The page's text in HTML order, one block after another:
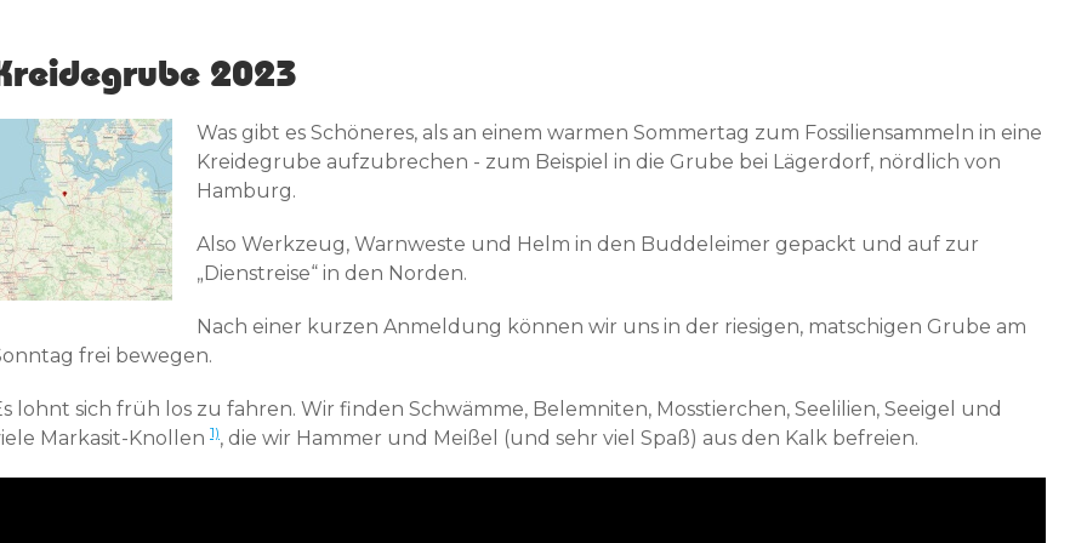
2023
Was gibt es Schöneres, als an einem warmen Sommertag zum Fossiliensammeln in eine
Kreidegrube aufzubrechen - zum Beispiel in die Grube bei Lägerdorf, nördlich von
Hamburg.
Also Werkzeug, Warnweste und Helm in den Buddeleimer gepackt und auf zur
„Dienstreise“ in den Norden.
Nach einer kurzen Anmeldung können wir uns in der riesigen, matschigen Grube am
frei bewegen.
lohnt sich früh los zu fahren. Wir finden Schwämme, Belemniten, Mosstierchen, Seelilien, Seeigel und
Markasit-Knollen 1), die wir Hammer und Meißel (und sehr viel Spaß) aus den Kalk befreien.